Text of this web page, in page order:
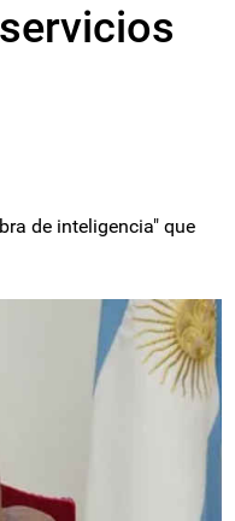
de inteligencia" que